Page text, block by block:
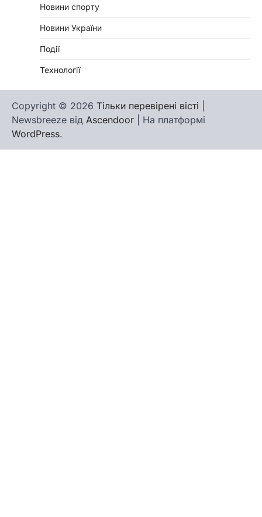
Новини спорту
Новини України
Події
Технології
Copyright © 2026 Тільки перевірені вісті
Newsbreeze від Ascendoor | На платформі
WordPress.